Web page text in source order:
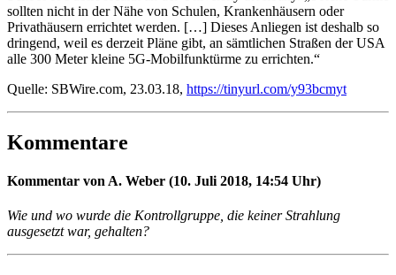
sollten nicht in der Nähe von Schulen, Krankenhäusern oder
Privathäusern errichtet werden. […] Dieses Anliegen ist deshalb so
dringend, weil es derzeit Pläne gibt, an sämtlichen Straßen der USA
alle 300 Meter kleine 5G-Mobilfunktürme zu errichten.“
Quelle: SBWire.com, 23.03.18, https://tinyurl.com/y93bcmyt
Kommentare
Kommentar von A. Weber (10. Juli 2018, 14:54 Uhr)
Wie und wo wurde die Kontrollgruppe, die keiner Strahlung
ausgesetzt war, gehalten?